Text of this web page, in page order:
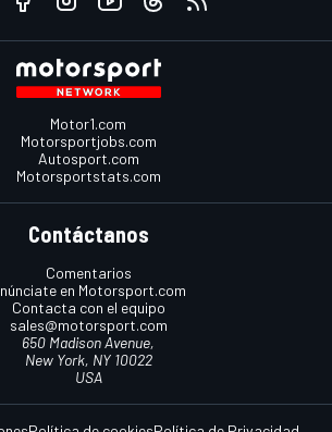
Motor1.com
Motorsportjobs.com
Autosport.com
Motorsportstats.com
Contáctanos
Comentarios
en Motorsport.com
Contacta con el equipo
sales@motorsport.com
650 Madison Avenue,
New York, NY 10022
USA